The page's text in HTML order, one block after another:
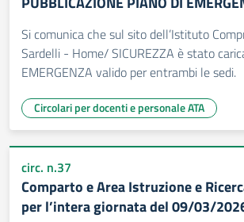
Si comunica che sul sito dell’Istituto
Sardelli - Home/ SICUREZZA è stato
EMERGENZA valido per entrambi le sedi.
Circolari per docenti e personale ATA
circ. n.37
Comparto e Area Istruzione e
per l’intera giornata del 09/03/